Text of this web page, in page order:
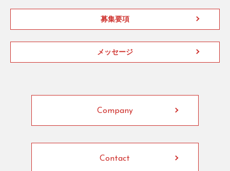
募集要項
メッセージ
Company
Contact